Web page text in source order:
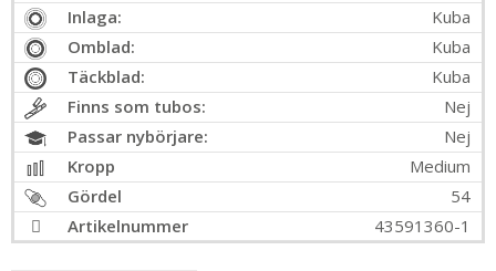
Inlaga:
Kuba
Omblad:
Kuba
Täckblad:
Kuba
Finns som tubos:
Nej
Passar nybörjare:
Nej
Kropp
Medium
Gördel
54
Artikelnummer
43591360-1